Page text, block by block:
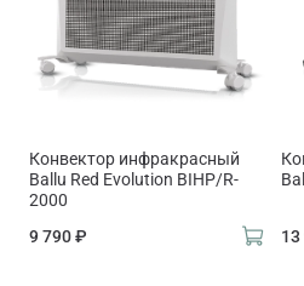
Конвектор инфракрасный
Ballu Red Evolution BIHP/R-
2000
9 790 ₽